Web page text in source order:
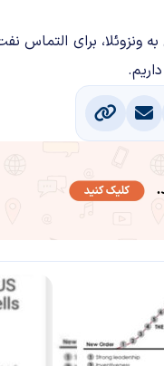
برای التماس